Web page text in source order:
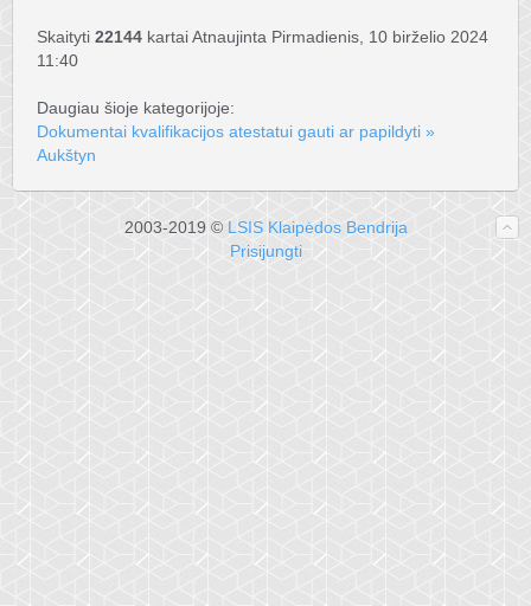
Skaityti 22144 kartaiAtnaujinta Pirmadienis, 10 birželio 2024
11:40
Daugiau šioje kategorijoje:
Dokumentai kvalifikacijos atestatui gauti ar papildyti »
Aukštyn
2003-2019 © LSIS Klaipėdos Bendrija
Prisijungti